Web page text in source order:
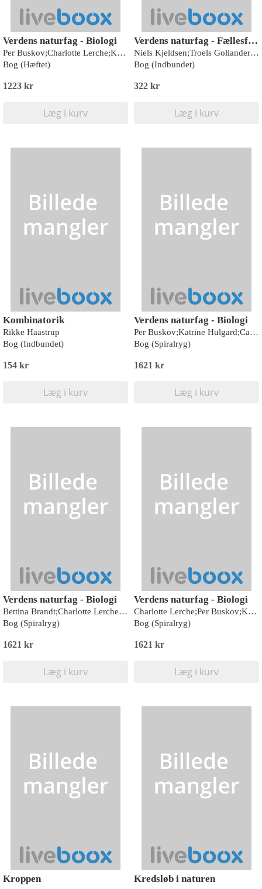
Verdens naturfag - Biologi
Per Buskov;Charlotte Lerche;Katrine Hulgard;Caroline Vandt Madsen;Nina Troelsgaard Jensen;Troels Gollander;Ove Pedersen;Niels Kjeldsen;Kaare Øster
Bog (Hæftet)
1223 kr
Læg i kurv
Verdens naturfag - Fællesfaglig bog
Niels Kjeldsen;Troels Gollander;Ove Pedersen;Nina Troelsgaard Jensen;Kaare Øster;Charlotte Lerche;Per Buskov;Peer S. Daugbjerg;Lars Henrik Jørgensen;Lene Beck Mikkelsen;Katrine Hulgard;Caroline Vandt Madsen
Bog (Indbundet)
322 kr
Læg i kurv
Kombinatorik
Rikke Haastrup
Bog (Indbundet)
154 kr
Læg i kurv
Verdens naturfag - Biologi
Per Buskov;Katrine Hulgard;Caroline Vandt Madsen
Bog (Spiralryg)
1621 kr
Læg i kurv
Verdens naturfag - Biologi
Bettina Brandt;Charlotte Lerche;Peer S. Daugbjerg;Lene Beck Mikkelsen
Bog (Spiralryg)
1621 kr
Læg i kurv
Verdens naturfag - Biologi
Charlotte Lerche;Per Buskov;Katrine Hulgard;Caroline Vandt Madsen
Bog (Spiralryg)
1621 kr
Læg i kurv
Kroppen Kredsløb i naturen